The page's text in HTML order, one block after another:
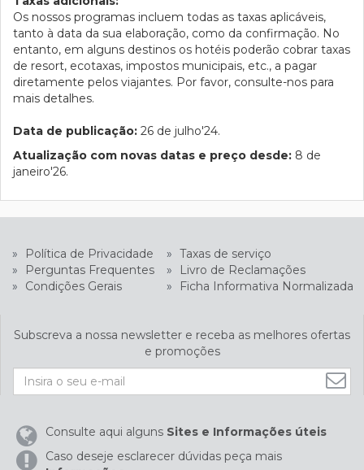
Os nossos programas incluem todas as taxas aplicáveis,
tanto à data da sua elaboração, como da confirmação. No
entanto, em alguns destinos os hotéis poderão cobrar taxas
de resort, ecotaxas, impostos municipais, etc., a pagar
diretamente pelos viajantes. Por favor, consulte-nos para
mais detalhes.
Data de publicação: 26 de julho'24.
Atualização com novas datas e preço desde: 8 de
janeiro'26.
» Política de Privacidade » Taxas de serviço
»
Perguntas Frequentes »
Livro de Reclamações
»
Condições Gerais » Ficha Informativa Normalizada
Subscreva a nossa newsletter e receba as melhores ofertas
e promoções
Consulte aqui alguns Sites e Informações úteis
Caso deseje esclarecer dúvidas peça mais